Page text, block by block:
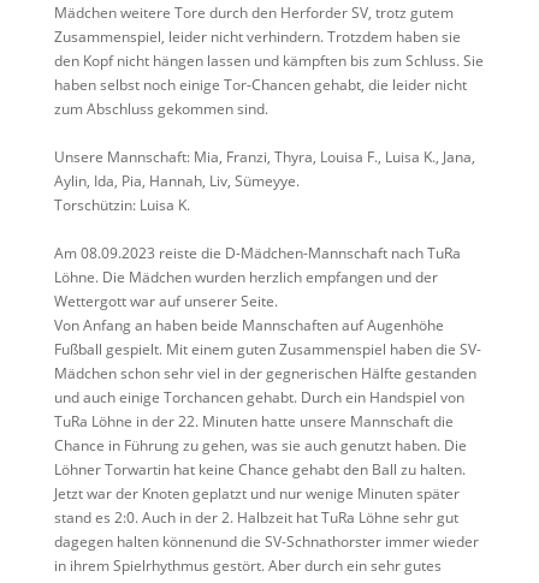
Mädchen weitere Tore durch den Herforder SV, trotz gutem
Zusammenspiel, leider nicht verhindern. Trotzdem haben sie
den Kopf nicht hängen lassen und kämpften bis zum Schluss. Sie
haben selbst noch einige Tor-Chancen gehabt, die leider nicht
zum Abschluss gekommen sind.
Unsere Mannschaft: Mia, Franzi, Thyra, Louisa F., Luisa K., Jana,
Aylin, Ida, Pia, Hannah, Liv, Sümeyye.
Torschützin: Luisa K.
Am 08.09.2023 reiste die D-Mädchen-Mannschaft nach TuRa
Löhne. Die Mädchen wurden herzlich empfangen und der
Wettergott war auf unserer Seite.
Von Anfang an haben beide Mannschaften auf Augenhöhe
Fußball gespielt. Mit einem guten Zusammenspiel haben die SV-
Mädchen schon sehr viel in der gegnerischen Hälfte gestanden
und auch einige Torchancen gehabt. Durch ein Handspiel von
TuRa Löhne in der 22. Minuten hatte unsere Mannschaft die
Chance in Führung zu gehen, was sie auch genutzt haben. Die
Löhner Torwartin hat keine Chance gehabt den Ball zu halten.
Jetzt war der Knoten geplatzt und nur wenige Minuten später
stand es 2:0. Auch in der 2. Halbzeit hat TuRa Löhne sehr gut
dagegen halten könnenund die SV-Schnathorster immer wieder
in ihrem Spielrhythmus gestört. Aber durch ein sehr gutes